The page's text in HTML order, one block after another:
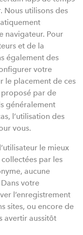
Nous utilisons des
navigateur. Pour
et de la
également des
votre
le placement de ces
par de
généralement
l’utilisation des
vous.
le mieux
par les
aucune
votre
l’enregistrement
sites, ou encore de
avertir aussitôt